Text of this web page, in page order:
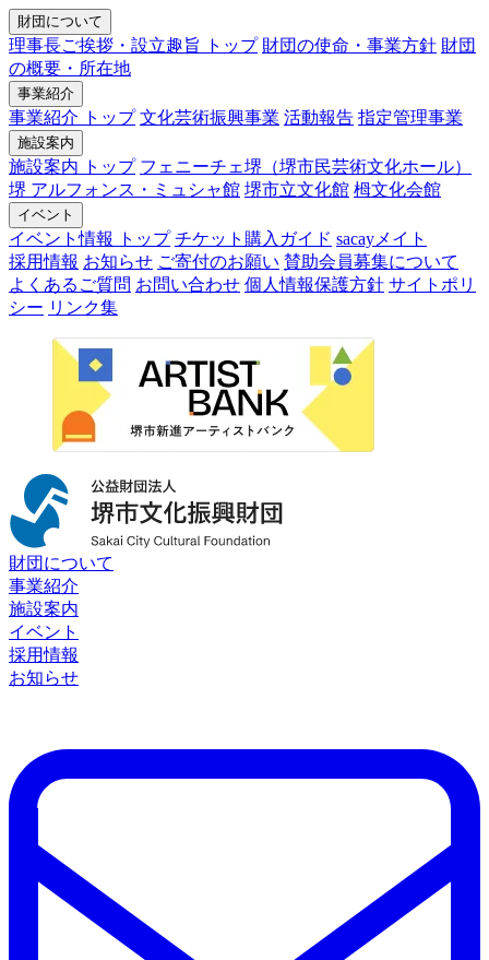
財団について
理事長ご挨拶・設立趣旨 トップ 財団の使命・事業方針 財団
の概要・所在地
事業紹介
事業紹介 トップ 文化芸術振興事業 活動報告 指定管理事業
施設案内
施設案内 トップ フェニーチェ堺（堺市民芸術文化ホール）
堺 アルフォンス・ミュシャ館 堺市立文化館 栂文化会館
イベント
イベント情報 トップ チケット購入ガイド sacayメイト
採用情報 お知らせ ご寄付のお願い 賛助会員募集について
よくあるご質問 お問い合わせ 個人情報保護方針 サイトポリ
シー リンク集
財団について
事業紹介
施設案内
イベント
採用情報
お知らせ